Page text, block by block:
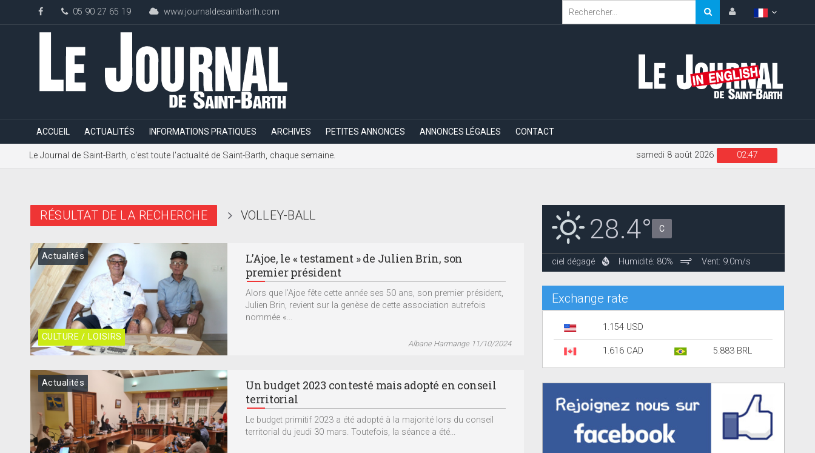
05 90 27 65 19 www.journaldesaintbarth.com
ACCUEIL ACTUALITÉS INFORMATIONS PRATIQUES ARCHIVES PETITES ANNONCES ANNONCES LÉGALES CONTACT
Le Journal de Saint-Barth, c'est toute l'actualité de Saint-Barth, chaque semaine. 02:47
samedi 8 août 2026
RÉSULTAT DE LA RECHERCHE VOLLEY-BALL
CULTURE / LOISIRS
Actualités
L’Ajoe, le « testament » de Julien Brin, son
premier président
Alors que l’Ajoe fête cette année ses 50 ans, son premier président,
Julien Brin, revient sur la genèse de cette association autrefois
nommée «...
Albane Harmange 11/10/2024
Actualités
Un budget 2023 contesté mais adopté en conseil
territorial
Le budget primitif 2023 a été adopté à la majorité lors du conseil
territorial du jeudi 30 mars. Toutefois, la séance a été...
28.4° C
ciel dégagé Humidité: 80% Vent: 9.0m/s
Exchange rate
1.154 USD
1.616 CAD 5.883 BRL